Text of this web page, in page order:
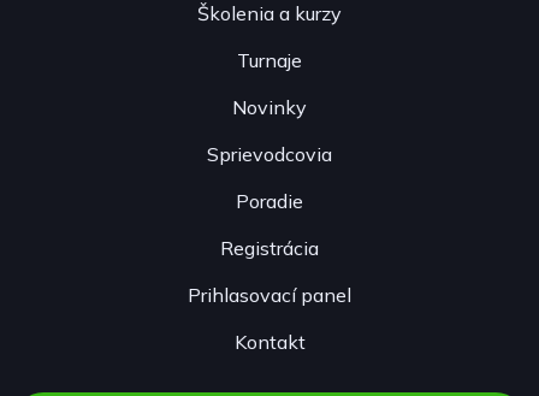
Školenia a kurzy
Turnaje
Novinky
Sprievodcovia
Poradie
Registrácia
Prihlasovací panel
Kontakt